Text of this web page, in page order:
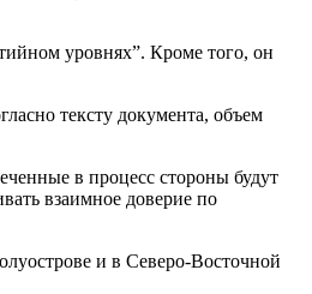
уровнях”. Кроме того, он
тексту документа, объем
в процесс стороны будут
взаимное доверие по
и в Северо-Восточной